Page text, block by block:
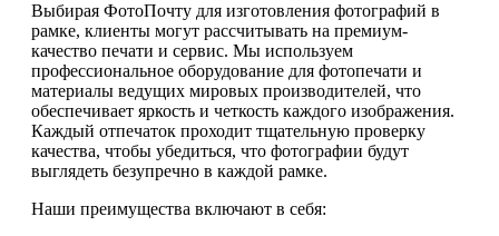
Выбирая ФотоПочту для изготовления фотографий в
рамке, клиенты могут рассчитывать на премиум-
качество печати и сервис. Мы используем
профессиональное оборудование для фотопечати и
материалы ведущих мировых производителей, что
обеспечивает яркость и четкость каждого изображения.
Каждый отпечаток проходит тщательную проверку
качества, чтобы убедиться, что фотографии будут
выглядеть безупречно в каждой рамке.
Наши преимущества включают в себя: